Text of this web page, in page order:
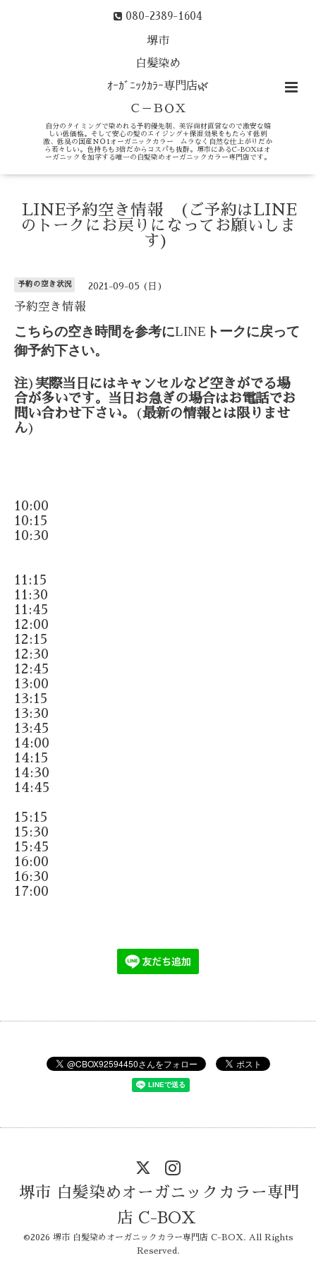
080-2389-1604
堺市
白髪染め
ｵｰｶﾞﾆｯｸｶﾗｰ専門店🌿
Ｃ－ＢＯＸ
自分のタイミングで染めれる予約優先制、美容商材直営なので激安な嬉
しい低価格。そして安心の髪のエイジング＋保湿効果をもたらす低刺
激、低臭の国産ＮＯ1オーガニックカラー ムラなく自然な仕上がりだか
ら若々しい。色持ちも3倍だからコスパも抜群。堺市にあるC-BOXはオ
ーガニックを加学する唯一の白髪染めオーガニックカラー専門店です。
LINE予約空き情報 (ご予約はLINE
のトークにお戻りになってお願いしま
す)
予約の空き状況 2021-09-05 (日)
予約空き情報
こちらの空き時間を参考にLINE トークに戻って
御予約下さい。
注) 実際当日にはキャンセルなど空きがでる場
合が多いです。当日お急ぎの場合はお電話でお
問い合わせ下さい。
(最新の情報とは限りませ
ん)
10:00
10:15
10:30
11:15
11:30
11:45
12:00
12:15
12:30
12:45
13:00
13:15
13:30
13:45
14:00
14:15
14:30
14:45
15:15
15:30
15:45
16:00
16:30
17:00
堺市 白髪染めオーガニックカラー専門
店 C-BOX
©2026 堺市 白髪染めオーガニックカラー専門店 C-BOX. All Rights
Reserved.